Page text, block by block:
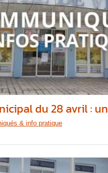
du 28 avril :
& info pratique